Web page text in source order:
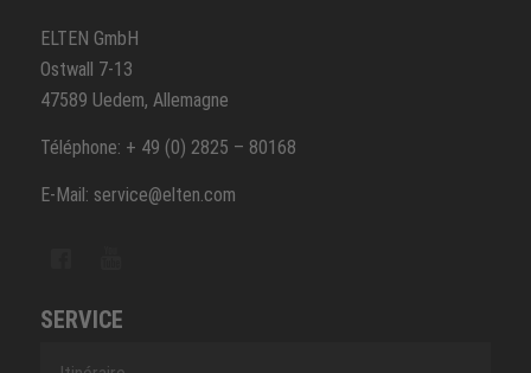
ELTEN GmbH
Ostwall 7-13
47589 Uedem, Allemagne
Téléphone: + 49 (0) 2825 – 80168
E-Mail: service@elten.com
SERVICE